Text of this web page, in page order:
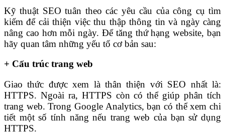
Kỹ thuật SEO tuân theo các yêu cầu của công cụ tìm
kiếm để cải thiện việc thu thập thông tin và ngày càng
nâng cao hơn mỗi ngày. Để tăng thứ hạng website, bạn
hãy quan tâm những yếu tố cơ bản sau:
+ Cấu trúc trang web
Giao thức được xem là thân thiện với SEO nhất là:
HTTPS. Ngoài ra, HTTPS còn có thể giúp phân tích
trang web. Trong Google Analytics, bạn có thể xem chi
tiết một số tính năng nếu trang web của bạn sử dụng
HTTPS.